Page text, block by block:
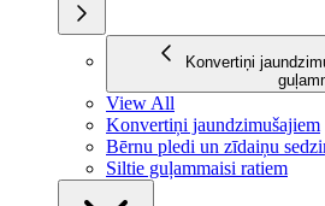
Konvertiņi
View All
Konvertiņi jaundzimušajiem
Bērnu pledi un zīdaiņu
Siltie guļammaisi ratiem